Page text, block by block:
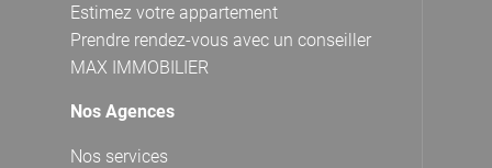
Estimez votre appartement
Prendre rendez-vous avec un conseiller
MAX IMMOBILIER
Nos Agences
Nos services